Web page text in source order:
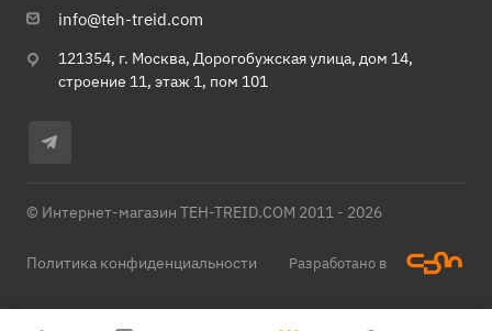
info@teh-treid.com
121354, г. Москва, Дорогобужская улица, дом 14,
строение 11, этаж 1, пом 101
© Интернет-магазин TEH-TREID.COM 2011 - 2026
Политика конфиденциальности Разработано в